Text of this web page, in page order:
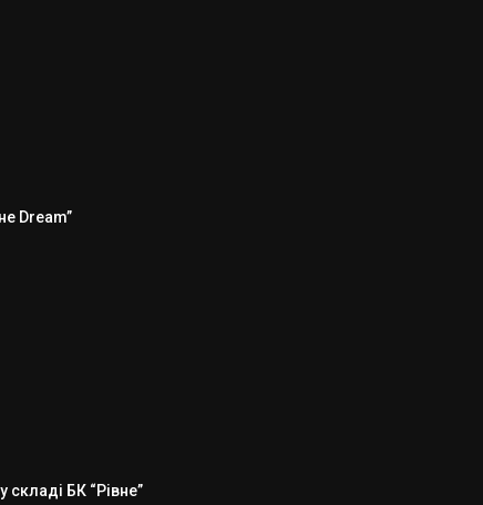
Dream”
складі БК “Рівне”